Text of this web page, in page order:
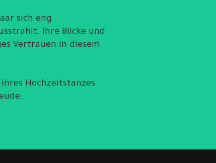
sich eng
Ihre Blicke und
Vertrauen in diesem
Hochzeitstanzes